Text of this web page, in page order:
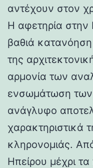
αντέχουν στον
Η αφετηρία στην
βαθιά
της
αρμονία των
ενσωμάτωση των
ανάγλυφο
χαρακτηριστικά
κληρονομιάς.
Ηπείρου μέχρι